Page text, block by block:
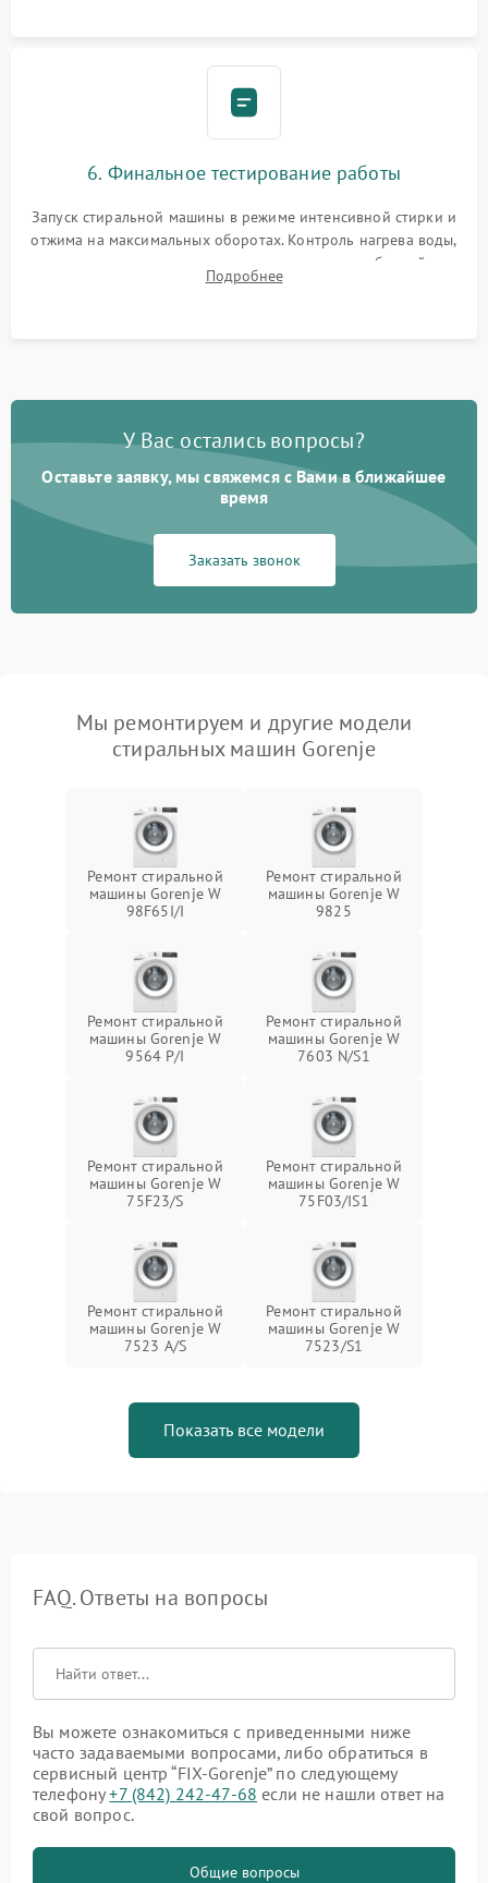
6. Финальное тестирование работы
Запуск стиральной машины в режиме интенсивной стирки и
отжима на максимальных оборотах. Контроль нагрева воды,
корректности слива, отсутствия излишних вибраций,
посторонних стуков и протечек под корпусом.
Подробнее
У Вас остались вопросы?
Оставьте заявку, мы свяжемся с Вами в ближайшее
время
Заказать звонок
Мы ремонтируем и другие модели
стиральных машин Gorenje
Ремонт стиральной
машины Gorenje W
98F65I/I
Ремонт стиральной
машины Gorenje W
9825
Ремонт стиральной
машины Gorenje W
9564 P/I
Ремонт стиральной
машины Gorenje W
7603 N/S1
Ремонт стиральной
машины Gorenje W
75F23/S
Ремонт стиральной
машины Gorenje W
75F03/IS1
Ремонт стиральной
машины Gorenje W
7523 A/S
Ремонт стиральной
машины Gorenje W
7523/S1
Показать все модели
FAQ. Ответы на вопросы
Вы можете ознакомиться с приведенными ниже
часто задаваемыми вопросами, либо обратиться в
сервисный центр “FIX-Gorenje” по следующему
телефону+7 (842) 242-47-68 если не нашли ответ на
свой вопрос.
Общие вопросы